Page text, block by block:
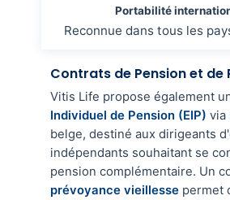
Portabilité
Reconnue dans tous les
Contrats de Pension et de
Vitis Life propose également
Individuel de Pension (EIP) via
belge, destiné aux dirigeants
indépendants souhaitant se
pension complémentaire. Un
prévoyance vieillesse permet